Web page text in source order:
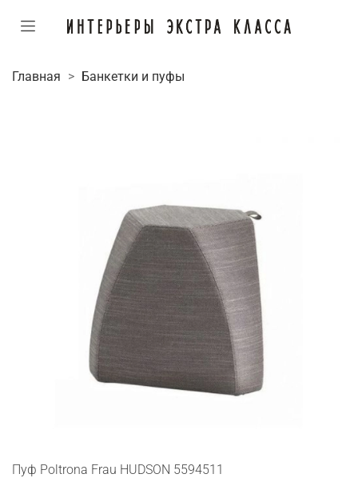
Главная Банкетки и пуфы
Пуф Poltrona Frau HUDSON 5594511